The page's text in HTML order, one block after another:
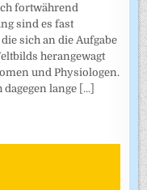
fortwährend
sind es fast
sich an die Aufgabe
herangewagt
und Physiologen.
lange [...]